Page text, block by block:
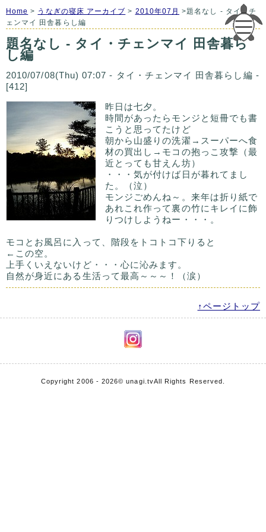
Home > うなぎの寝床 アーカイブ > 2010年07月 >題名なし - タイ・チ
ェンマイ 田舎暮らし編
題名なし - タイ・チェンマイ 田舎暮ら
し編
2010/07/08(Thu) 07:07 - タイ・チェンマイ 田舎暮らし編 -
[412]
昨日は七夕。
時間があったらモンジと短冊でも書
こうと思ってたけど
朝から山盛りの洗濯→スーパーへ食
材の買出し→モコの抱っこ攻撃（最
近とっても甘えん坊）
・・・気が付けば日が暮れてまし
た。（泣）
モンジごめんね～。来年は折り紙で
あれこれ作って裏の竹にキレイに飾
りつけしようねー・・・。
モコとお風呂に入って、階段をトコトコ下りると
←この空。
上手くいえないけど・・・心に沁みます。
自然が身近にある生活って最高～～～！（涙）
↑ページトップ
Copyright 2006 - 2026© unagi.tvAll Rights Reserved.